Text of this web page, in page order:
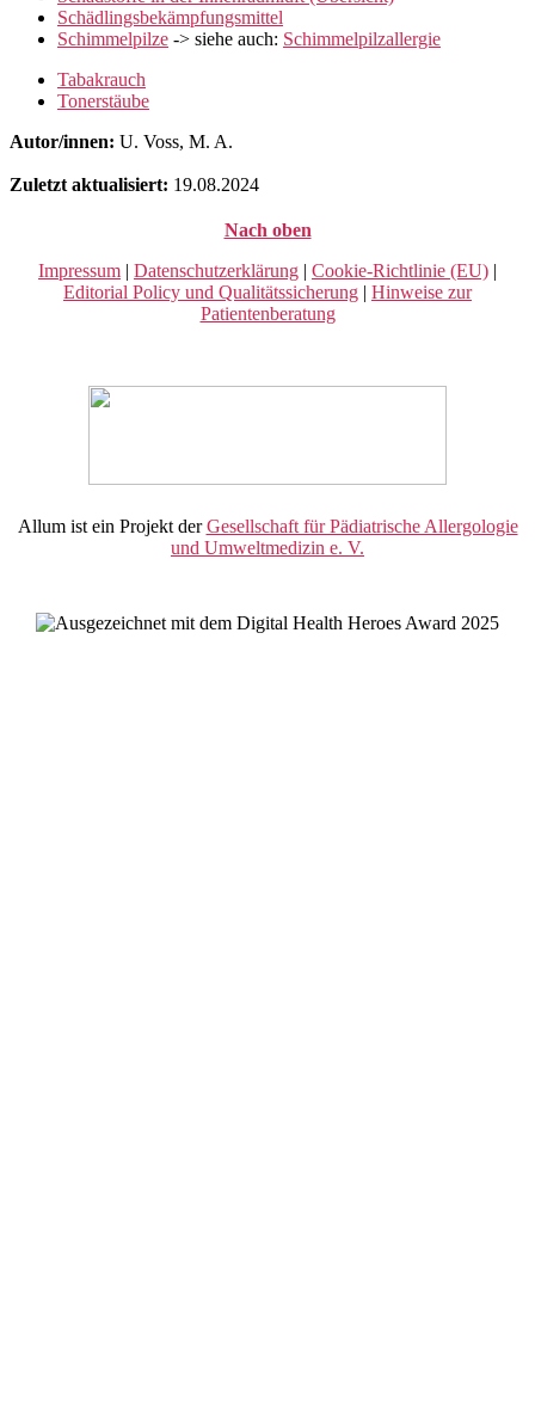
Schädlingsbekämpfungsmittel
Schimmelpilze -> siehe auch: Schimmelpilzallergie
Tabakrauch
Tonerstäube
Autor/innen: U. Voss, M. A.
Zuletzt aktualisiert: 19.08.2024
Nach oben
Impressum | Datenschutzerklärung | Cookie-Richtlinie (EU) |
Editorial Policy und Qualitätssicherung | Hinweise zur
Patientenberatung
Allum ist ein Projekt derGesellschaft für Pädiatrische Allergologie
und Umweltmedizin e. V.